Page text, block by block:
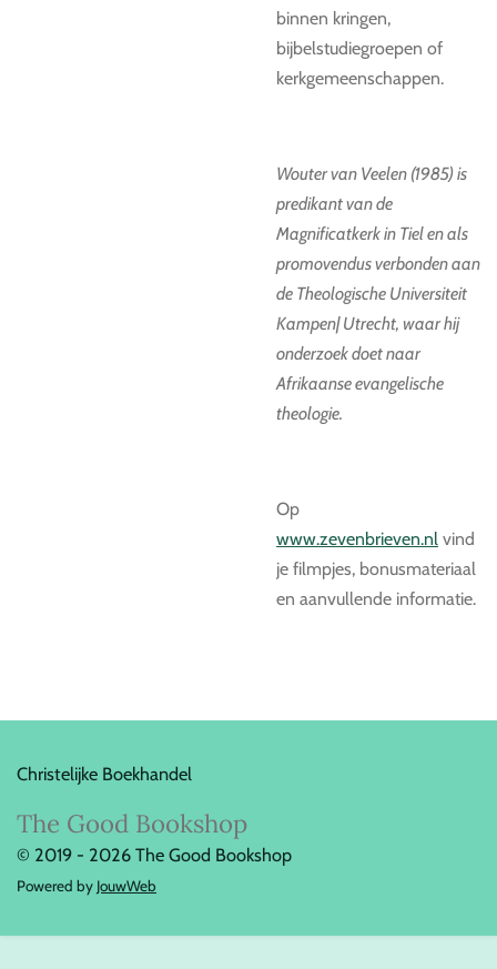
binnen kringen,
bijbelstudiegroepen of
kerkgemeenschappen.
Wouter van Veelen (1985) is
predikant van de
Magnificatkerk in Tiel en als
promovendus verbonden aan
de Theologische Universiteit
Kampen| Utrecht, waar hij
onderzoek doet naar
Afrikaanse evangelische
theologie.
Op
www.zevenbrieven.nl vind
je filmpjes, bonusmateriaal
en aanvullende informatie.
Christelijke Boekhandel
The Good Bookshop
© 2019 - 2026 The Good Bookshop
Powered by JouwWeb